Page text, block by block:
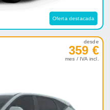
Oferta destacada
desde
359 €
mes / IVA incl.